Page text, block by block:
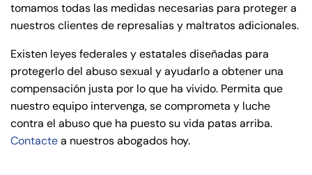
tomamos todas las medidas necesarias para proteger a
nuestros clientes de represalias y maltratos adicionales.
Existen leyes federales y estatales diseñadas para
protegerlo del abuso sexual y ayudarlo a obtener una
compensación justa por lo que ha vivido. Permita que
nuestro equipo intervenga, se comprometa y luche
contra el abuso que ha puesto su vida patas arriba.
Contactea nuestros abogados hoy.